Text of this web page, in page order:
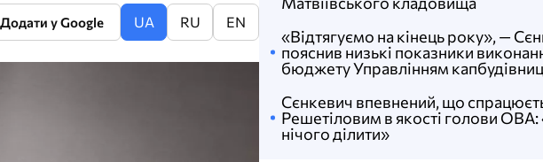
Додати у Google UA RU EN
«Відтягуємо на кінець року», —
пояснив низькі показники
бюджету Управлінням
Сєнкевич впевнений, що
Решетіловим в якості голови
нічого ділити»